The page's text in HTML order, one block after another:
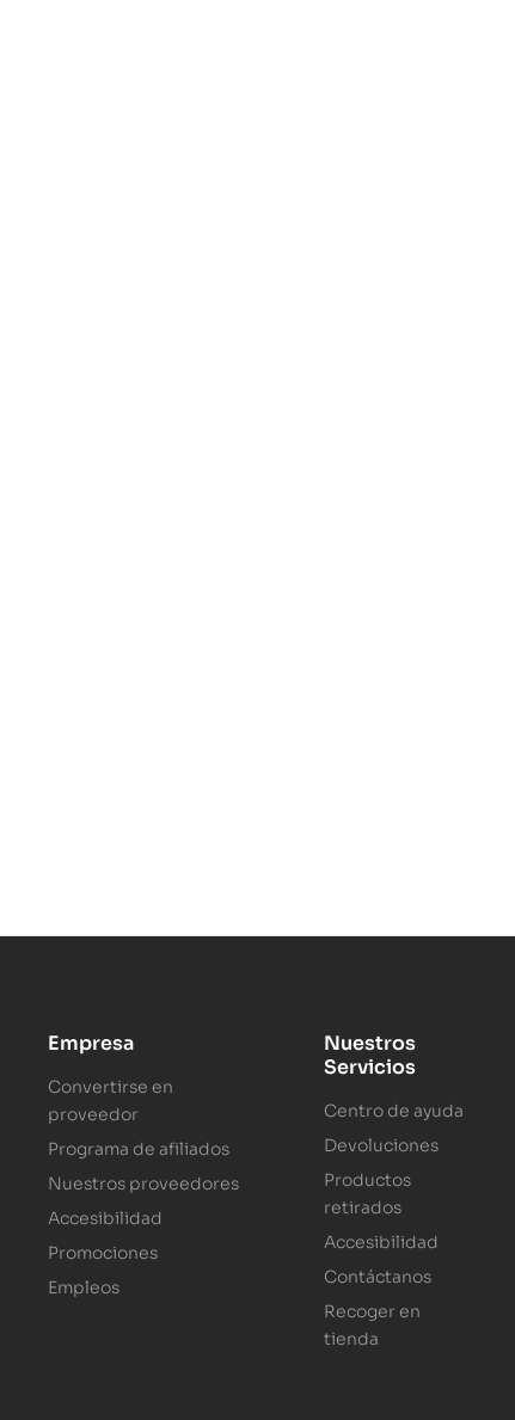
Empresa
Convertirse en
proveedor
Programa de afiliados
Nuestros proveedores
Accesibilidad
Promociones
Empleos
Nuestros
Servicios
Centro de ayuda
Devoluciones
Productos
retirados
Accesibilidad
Contáctanos
Recoger en
tienda